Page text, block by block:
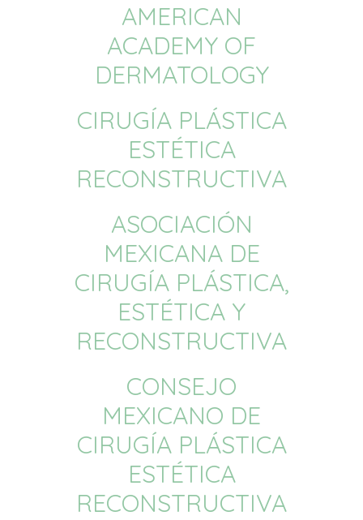
AMERICAN
ACADEMY OF
DERMATOLOGY
CIRUGÍA PLÁSTICA
ESTÉTICA
RECONSTRUCTIVA
ASOCIACIÓN
MEXICANA DE
CIRUGÍA PLÁSTICA,
ESTÉTICA Y
RECONSTRUCTIVA
CONSEJO
MEXICANO DE
CIRUGÍA PLÁSTICA
ESTÉTICA
RECONSTRUCTIVA